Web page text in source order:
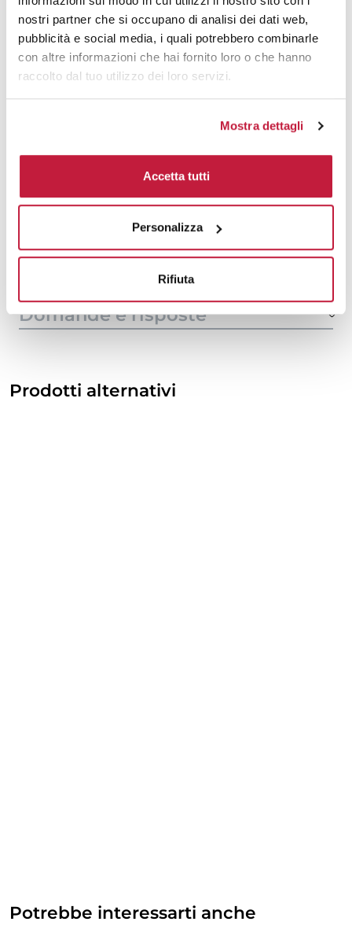
nostri partner che si occupano di analisi dei dati web,
pubblicità e social media, i quali potrebbero combinarle
con altre informazioni che hai fornito loro o che hanno
raccolto dal tuo utilizzo dei loro servizi.
Mostra dettagli
Accetta tutti
Personalizza
Rifiuta
1000 € 13,11 € 14,38
1500 € 13,02 € 14,23
2000 € 13,01
€ 12,77
Tecniche di stampa
Area di personalizzazione
Domande e risposte
Prodotti alternativi
Potrebbe interessarti anche